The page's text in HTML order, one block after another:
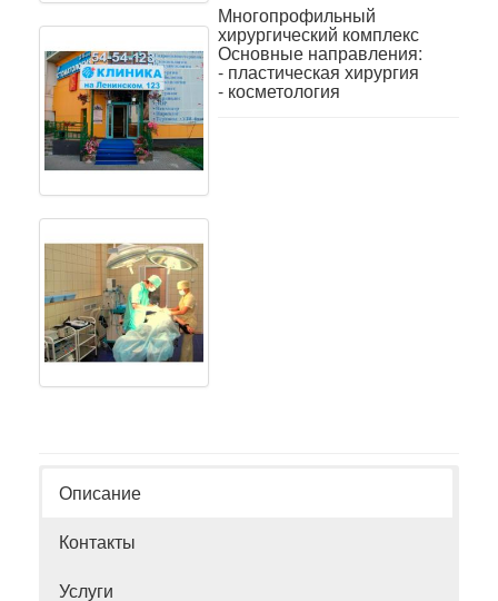
Многопрофильный
хирургический комплекс
Основные направления:
- пластическая хирургия
- косметология
Описание
Контакты
Услуги